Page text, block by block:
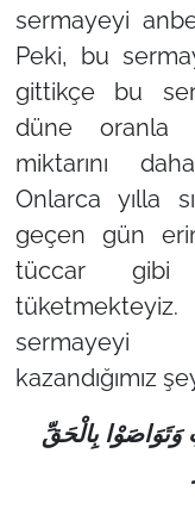
sermayeyi
Peki, bu
gittikçe bu
düne oranla
miktarını
Onlarca yılla
geçen gün
tüccar gibi
sermayeyi
kazandığımız
وَتَوَاصَوْا بِالْحَقِّ